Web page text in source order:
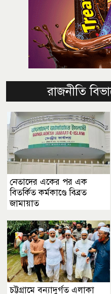
রাজনীতি
নেতাদের একের পর এক
বিতর্কিত কর্মকাণ্ডে বিব্রত
জামায়াত
চট্টগ্রামে বন্যাদুর্গত এলাকা